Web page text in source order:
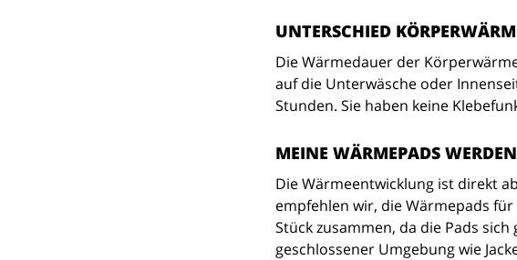
UNTERSCHIED
Die Wärmedauer der
auf die Unterwäsche oder
Stunden. Sie haben keine
MEINE WÄRMEPADS
Die Wärmeentwicklung ist direkt
empfehlen wir, die Wärmepads für
Stück zusammen, da die Pads
geschlossener Umgebung wie